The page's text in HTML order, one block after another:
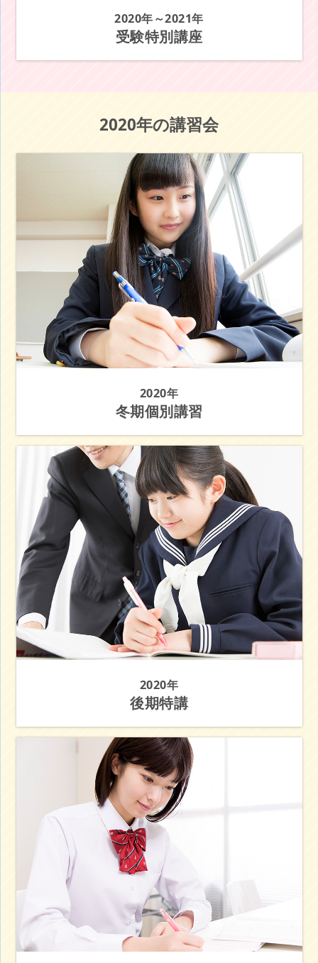
2020年～2021年
受験特別講座
2020年の講習会
2020年
冬期個別講習
2020年
後期特講